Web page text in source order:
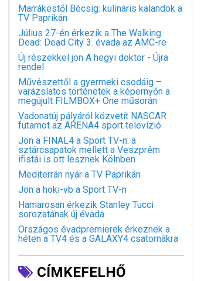
Marrákestől Bécsig: kulináris kalandok a
TV Paprikán
Július 27-én érkezik a The Walking
Dead: Dead City 3. évada az AMC-re
Új részekkel jön A hegyi doktor - Újra
rendel
Művészettől a gyermeki csodáig –
varázslatos történetek a képernyőn a
megújult FILMBOX+ One műsorán
Vadonatúj pályáról közvetít NASCAR
futamot az ARENA4 sport televízió
Jön a FINAL4 a Sport TV-n: a
sztárcsapatok mellett a Veszprém
ifistái is ott lesznek Kölnben
Mediterrán nyár a TV Paprikán
Jön a hoki-vb a Sport TV-n
Hamarosan érkezik Stanley Tucci
sorozatának új évada
Országos évadpremierek érkeznek a
héten a TV4 és a GALAXY4 csatornákra
CÍMKEFELHŐ